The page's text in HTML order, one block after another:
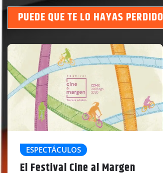
PUEDE QUE TE LO HAYAS PERDIDO
ESPECTÁCULOS
El Festival Cine al Margen